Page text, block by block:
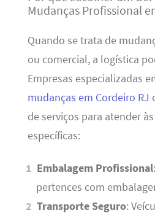
Mudanças Profissional
Quando se trata de
ou comercial, a logística
Empresas especializadas
mudanças em Cordeiro RJ
de serviços para atender
específicas:
Embalagem Profissional
pertences com
Transporte Seguro: